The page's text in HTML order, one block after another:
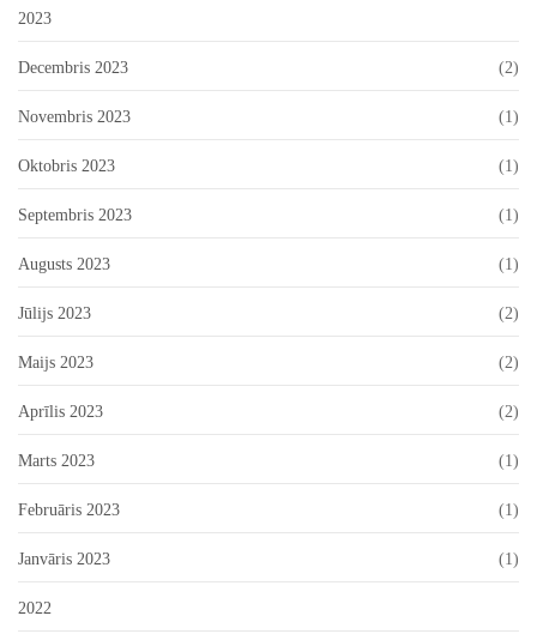
2023
Decembris 2023 (2)
Novembris 2023 (1)
Oktobris 2023 (1)
Septembris 2023 (1)
Augusts 2023 (1)
Jūlijs 2023 (2)
Maijs 2023 (2)
Aprīlis 2023 (2)
Marts 2023 (1)
Februāris 2023 (1)
Janvāris 2023 (1)
2022